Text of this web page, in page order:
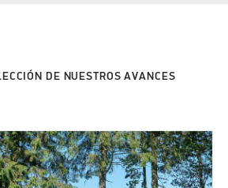
DE NUESTROS AVANCES